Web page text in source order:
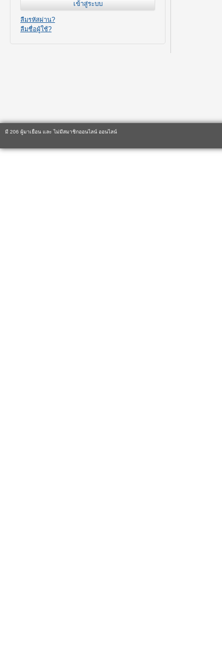
ลืมรหัสผ่าน?
ลืมชื่อผู้ใช้?
มี 206 ผู้มาเยือน และ ไม่มีสมาชิกออนไลน์ ออนไลน์